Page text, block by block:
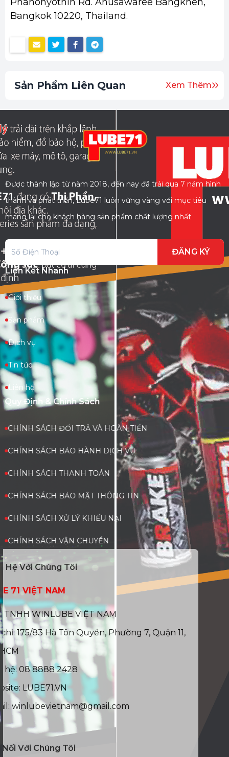
Bangkok 10220, Thailand.
Sản Phẩm Liên Quan Xem Thêm
Được thành lập từ năm 2018, đến nay đã trải qua 7 năm hình
thành và phát triển, Lube71 luôn vững vàng với mục tiêu
mang lại cho khách hàng sản phẩm chất lượng nhất
ĐĂNG KÝ
Liên Kết Nhanh
Giới thiệu
Sản phẩm
Dịch vụ
Tin tức
Liên hệ
Quy Định & Chính Sách
CHÍNH SÁCH ĐỔI TRẢ VÀ HOÀN TIỀN
CHÍNH SÁCH BẢO HÀNH DỊCH VỤ
CHÍNH SÁCH THANH TOÁN
CHÍNH SÁCH BẢO MẬT THÔNG TIN
CHÍNH SÁCH XỬ LÝ KHIẾU NẠI
CHÍNH SÁCH VẬN CHUYỂN
Liên Hệ Với Chúng Tôi
LUBE 71 VIỆT NAM
CTY TNHH WINLUBE VIỆT NAM
Địa chỉ: 175/83 Hà Tôn Quyền, Phường 7, Quận 11,
TP.HCM
Liên hệ: 08 8888 2428
Website: LUBE71.VN
Email: winlubevietnam@gmail.com
Kết Nối Với Chúng Tôi